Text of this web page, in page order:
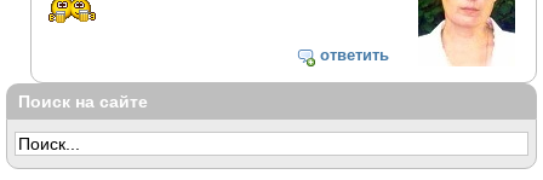
ответить
Поиск на сайте